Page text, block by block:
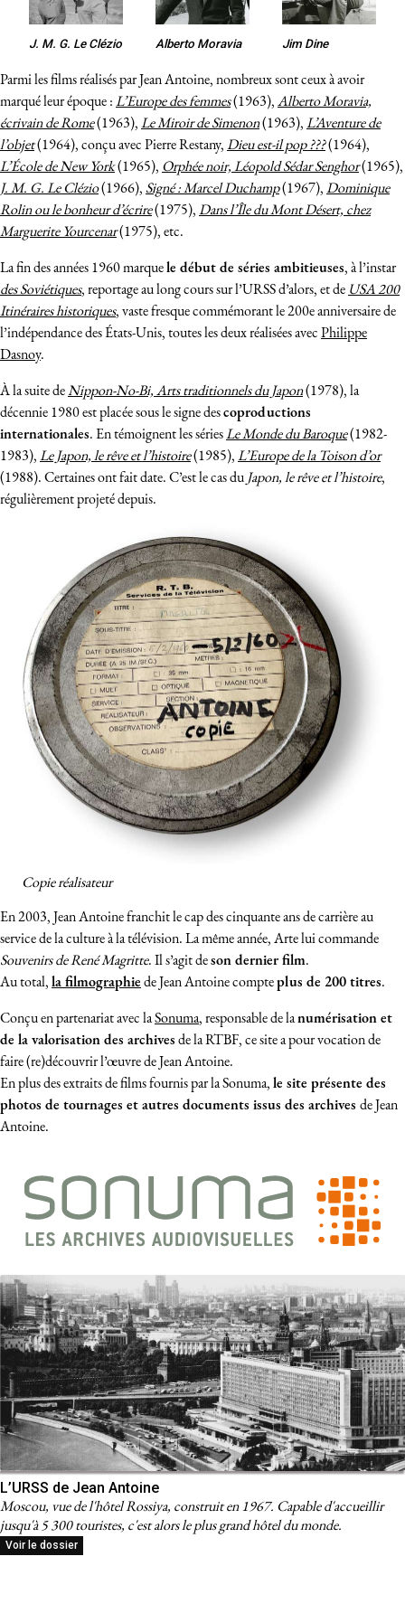
J. M. G. Le Clézio Alberto Moravia Jim Dine
Parmi les films réalisés par Jean Antoine, nombreux sont ceux à avoir
marqué leur époque :L’Europe des femmes(1963),Alberto Moravia,
écrivain de Rome(1963),Le Miroir de Simenon(1963),L’Aventure de
l’objet(1964), conçu avec Pierre Restany,Dieu est-il pop ???(1964),
L’École de New York(1965), Orphée noir, Léopold Sédar Senghor(1965),
J. M. G. Le Clézio(1966), Signé : Marcel Duchamp(1967),Dominique
Rolin ou le bonheur d’écrire(1975),Dans l’Île du Mont Désert, chez
Marguerite Yourcenar(1975), etc.
La fin des années 1960 marquele début de séries ambitieuses, à l’instar
des Soviétiques, reportage au long cours sur l’URSS d’alors, et de USA 200
Itinéraires historiques, vaste fresque commémorant le 200e anniversaire de
l’indépendance des États-Unis, toutes les deux réalisées avecPhilippe
Dasnoy.
À la suite deNippon-No-Bi, Arts traditionnels du Japon(1978), la
décennie 1980 est placée sous le signe descoproductions
internationales. En témoignent les sériesLe Monde du Baroque(1982-
1983),Le Japon, le rêve et l’histoire(1985),L’Europe de la Toison d’or
(1988). Certaines ont fait date. C’est le cas du Japon, le rêve et l’histoire,
régulièrement projeté depuis.
Copie réalisateur
En 2003, Jean Antoine franchit le cap des cinquante ans de carrière au
service de la culture à la télévision. La même année, Arte lui commande
Souvenirs de René Magritte. Il s’agit deson dernier film.
Au total,la filmographiede Jean Antoine compteplus de 200 titres.
Conçu en partenariat avec laSonuma, responsable de lanumérisation et
de la valorisation des archivesde la RTBF, ce site a pour vocation de
faire (re)découvrir l’œuvre de Jean Antoine.
En plus des extraits de films fournis par la Sonuma,le site présente des
photos de tournages et autres documents issus des archives de Jean
Antoine.
L’URSS de Jean Antoine
Moscou, vue de l'hôtel Rossiya, construit en 1967. Capable d'accueillir
jusqu'à 5 300 touristes, c'est alors le plus grand hôtel du monde.
Voir le dossier